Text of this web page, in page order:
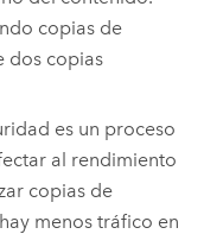
copias de
dos copias
es un proceso
al rendimiento
copias de
menos tráfico en